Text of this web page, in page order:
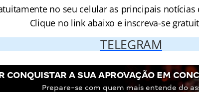
no seu celular as principais
Clique no link abaixo e inscreva-se
TELEGRAM
CONQUISTAR A SUA APROVAÇÃO EM
Prepare-se com quem mais entende do